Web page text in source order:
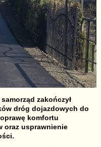
zakończył
dróg dojazdowych do
komfortu
oraz usprawnienie